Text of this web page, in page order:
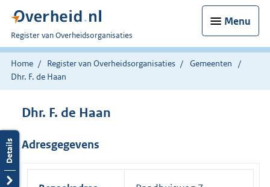
Menu
U
bent
nu
hier:
Register van Overheidsorganisaties
Home Register van Overheidsorganisaties
Gemeenten
Dhr. F. de Haan
Dhr. F. de Haan
Adresgegevens